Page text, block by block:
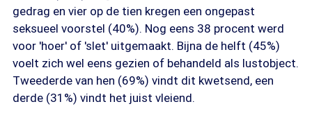
gedrag en vier op de tien kregen een ongepast
seksueel voorstel (40%). Nog eens 38 procent werd
voor 'hoer' of 'slet' uitgemaakt. Bijna de helft (45%)
voelt zich wel eens gezien of behandeld als lustobject.
Tweederde van hen (69%) vindt dit kwetsend, een
derde (31%) vindt het juist vleiend.